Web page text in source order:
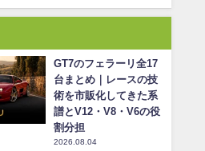
GT7のフェラーリ全17
台まとめ｜レースの技
術を市販化してきた系
譜とV12・V8・V6の役
割分担
2026.08.04